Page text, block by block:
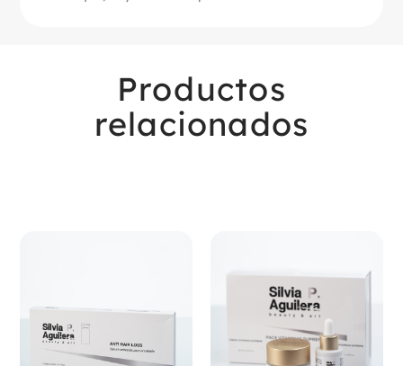
Productos
relacionados